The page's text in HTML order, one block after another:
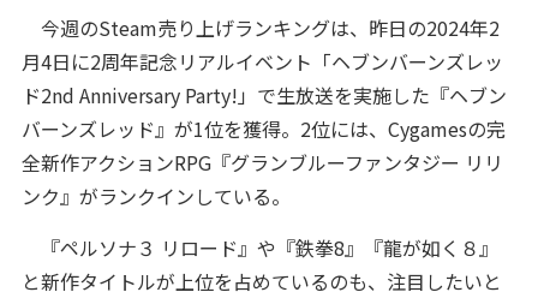
今週のSteam売り上げランキングは、昨日の2024年2
月4日に2周年記念リアルイベント「ヘブンバーンズレッ
ド2nd Anniversary Party!」で生放送を実施した『ヘブン
バーンズレッド』が1位を獲得。2位には、Cygamesの完
全新作アクションRPG『グランブルーファンタジー リリ
ンク』がランクインしている。
『ペルソナ３ リロード』や『鉄拳8』『龍が如く８』
と新作タイトルが上位を占めているのも、注目したいと